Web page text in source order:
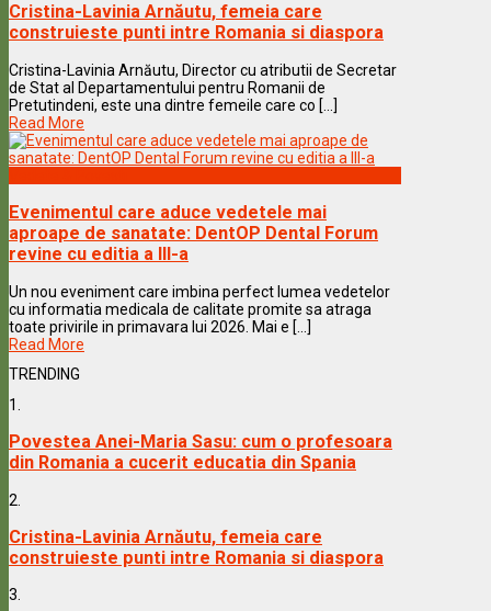
Cristina-Lavinia Arnăutu, femeia care
construieste punti intre Romania si diaspora
Cristina-Lavinia Arnăutu, Director cu atributii de Secretar
de Stat al Departamentului pentru Romanii de
Pretutindeni, este una dintre femeile care co [...]
Read More
Evenimentul care aduce vedetele mai
aproape de sanatate: DentOP Dental Forum
revine cu editia a III-a
Un nou eveniment care imbina perfect lumea vedetelor
cu informatia medicala de calitate promite sa atraga
toate privirile in primavara lui 2026. Mai e [...]
Read More
TRENDING
1.
Povestea Anei-Maria Sasu: cum o profesoara
din Romania a cucerit educatia din Spania
2.
Cristina-Lavinia Arnăutu, femeia care
construieste punti intre Romania si diaspora
3.